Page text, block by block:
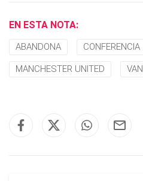
EN ESTA NOTA:
ABANDONA CONFERENCIA
MANCHESTER UNITED VAN